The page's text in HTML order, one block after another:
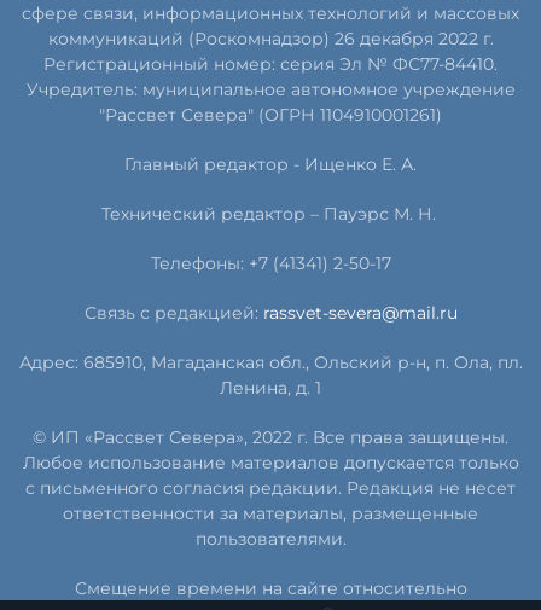
сфере связи, информационных технологий и массовых
коммуникаций (Роскомнадзор) 26 декабря 2022 г.
Регистрационный номер: серия Эл № ФС77-84410.
Учредитель: муниципальное автономное учреждение
"Рассвет Севера" (ОГРН 1104910001261)
Главный редактор - Ищенко Е. А.
Технический редактор – Пауэрс М. Н.
Телефоны: +7 (41341) 2-50-17
Связь с редакцией: rassvet-severa@mail.ru
Адрес: 685910, Магаданская обл., Ольский р-н, п. Ола, пл.
Ленина, д. 1
© ИП «Рассвет Севера», 2022 г. Все права защищены.
Любое использование материалов допускается только
с письменного согласия редакции. Редакция не несет
ответственности за материалы, размещенные
пользователями.
Смещение времени на сайте относительно